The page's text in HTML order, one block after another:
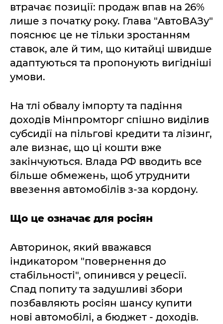
втрачає позиції: продаж впав на 26%
лише з початку року. Глава "АвтоВАЗу"
пояснює це не тільки зростанням
ставок, але й тим, що китайці швидше
адаптуються та пропонують вигідніші
умови.
На тлі обвалу імпорту та падіння
доходів Мінпромторг спішно виділив
субсидії на пільгові кредити та лізинг,
але визнає, що ці кошти вже
закінчуються. Влада РФ вводить все
більше обмежень, щоб утруднити
ввезення автомобілів з-за кордону.
Що це означає для росіян
Авторинок, який вважався
індикатором "повернення до
стабільності", опинився у рецесії.
Спад попиту та задушливі збори
позбавляють росіян шансу купити
нові автомобілі, а бюджет - доходів.